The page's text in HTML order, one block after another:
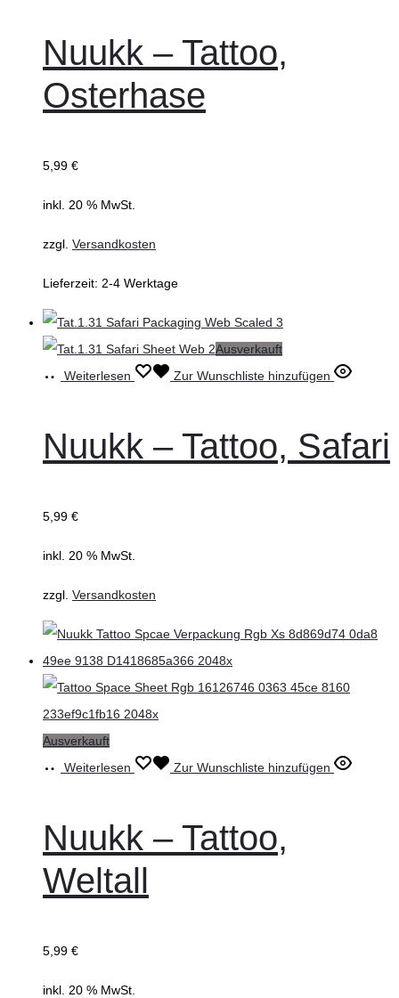
Nuukk – Tattoo,
Osterhase
5,99 €
inkl. 20 % MwSt.
zzgl. Versandkosten
Lieferzeit: 2-4 Werktage
Ausverkauft
Weiterlesen
Zur Wunschliste hinzufügen
Nuukk – Tattoo, Safari
5,99 €
inkl. 20 % MwSt.
zzgl. Versandkosten
Ausverkauft
Weiterlesen
Zur Wunschliste hinzufügen
Nuukk – Tattoo,
Weltall
5,99 €
inkl. 20 % MwSt.